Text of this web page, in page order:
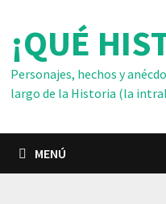
contenido
¡QUÉ
Personajes, hechos y
largo de la Historia (la
MENÚ